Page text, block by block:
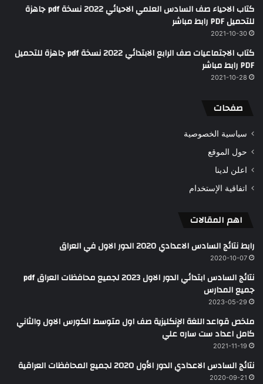
كتاب الاحياء صف السادس العلمي الاحيائي 2022 نسخة pdf جاهزة
للتحميل PDF رابط مباشر
2021-10-30
كتاب الاجتماعيات صف الرابع الابتدائي 2022 نسخة pdf جاهزة للتحميل
PDF رابط مباشر
2021-10-28
صفحات
سياسية الخصوصية
حول الموقع
اعلن لدينا
اتفاقية الإستخدام
اهم المقالات
رابط نتائج السادس الاعدادي 2020 الدور الاول في العراق
2020-10-07
نتائج السادس ابتدائي الدور الاول 2023 لجميع محافظات العراق pdf
جميع المدارس
2023-05-29
ملخص قواعد اللغة الإنكليزية صف اول متوسط الكورس الاول والثاني
كامل اعداد ست ساره علي
2021-11-19
نتائج السادس الاعدادي الدور الأول 2020 لجميع المحافظات العراقية
2020-09-21